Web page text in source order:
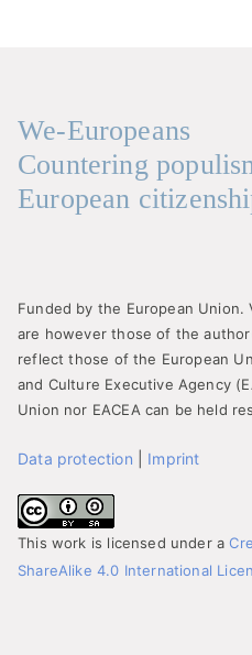
We-Europeans
Countering
European
Funded by the European
are however those of the
reflect those of the European
and Culture Executive Agency
Union nor EACEA can be held
Data protection Imprint
This work is licensed under a
ShareAlike 4.0 International